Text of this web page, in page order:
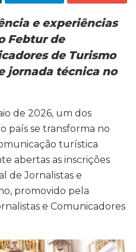
e experiências
Febtur de
de Turismo
jornada técnica no
de 2026, um dos
país se transforma no
turística
abertas as inscrições
de Jornalistas e
promovido pela
e Comunicadores